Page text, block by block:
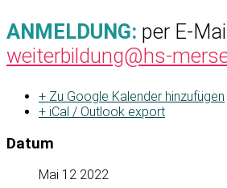
ANMELDUNG: per E-
weiterbildung@hs-
+ Zu Google Kalender hinzufügen
+ iCal / Outlook export
Datum
Mai 12 2022